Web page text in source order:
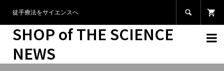
徒手療法をサイエンスへ 
SHOP of THE SCIENCE
NEWS
